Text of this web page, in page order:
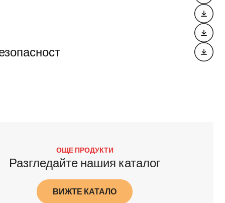
ОЩЕ ПРОДУКТИ
Разгледайте нашия каталог
ВИЖТЕ КАТАЛО